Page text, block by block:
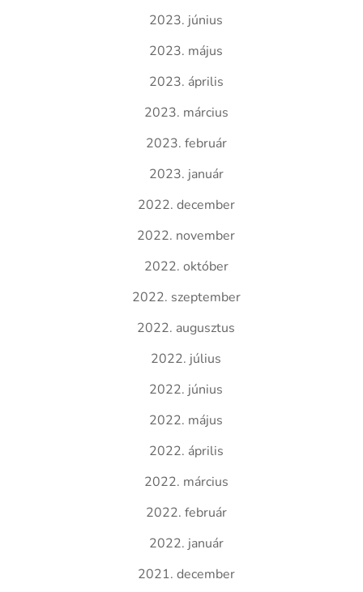
2023. június
2023. május
2023. április
2023. március
2023. február
2023. január
2022. december
2022. november
2022. október
2022. szeptember
2022. augusztus
2022. július
2022. június
2022. május
2022. április
2022. március
2022. február
2022. január
2021. december